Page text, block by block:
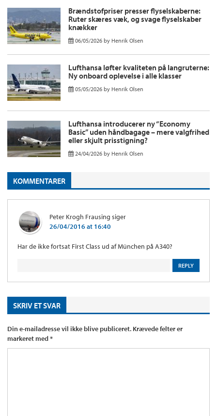
Brændstofpriser presser flyselskaberne:
Ruter skæres væk, og svage flyselskaber
knækker
06/05/2026 by Henrik Olsen
Lufthansa løfter kvaliteten på langruterne:
Ny onboard oplevelse i alle klasser
05/05/2026 by Henrik Olsen
Lufthansa introducerer ny “Economy
Basic” uden håndbagage – mere valgfrihed
eller skjult prisstigning?
24/04/2026 by Henrik Olsen
KOMMENTARER
Peter Krogh Frausing siger
26/04/2016 at 16:40
Har de ikke fortsat First Class ud af München på A340?
REPLY
SKRIV ET SVAR
Din e-mailadresse vil ikke blive publiceret. Krævede felter er
markeret med*